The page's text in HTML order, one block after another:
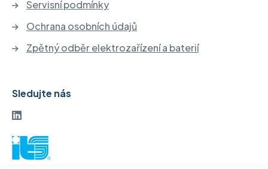
Servisní podmínky
Ochrana osobních údajů
Zpětný odběr elektrozařízení a baterií
Sledujte nás